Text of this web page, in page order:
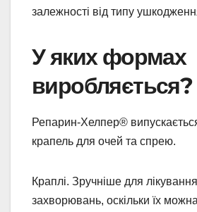
залежності від типу
У яких формах
виробляється?
Репарин-Хелпер®
крапель для очей та спрею.
Краплі. Зручніше для
захворювань, оскільки їх